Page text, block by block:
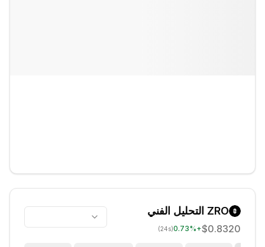
ZRO التحليل الفني
$0.8320
+
0.73%
(24s)